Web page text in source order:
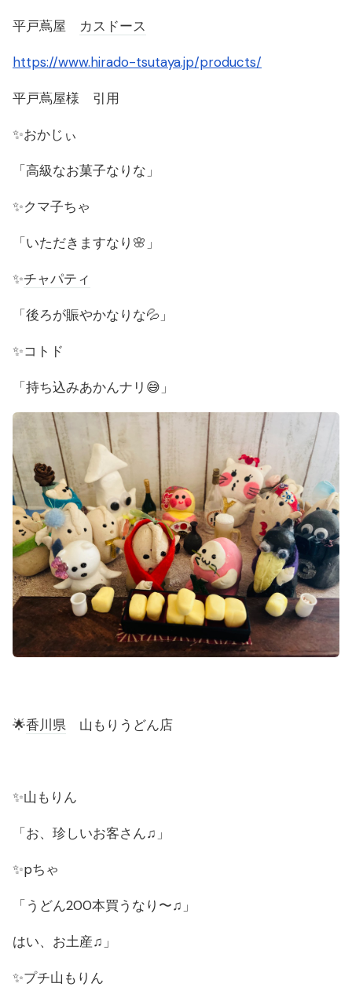
平戸蔦屋 カスドース
https://www.hirado-tsutaya.jp/products/
平戸蔦屋様 引用
✨おかじぃ
「高級なお菓子なりな」
✨クマ子ちゃ
「いただきますなり🌸」
✨チャパティ
「後ろが賑やかなりな💦」
✨コトド
「持ち込みあかんナリ😅」
🌟香川県 山もりうどん店
✨山もりん
「お、珍しいお客さん♫」
✨pちゃ
「うどん200本買うなり〜♫」
はい、お土産♫」
✨プチ山もりん